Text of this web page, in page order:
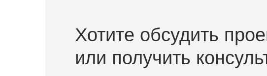
Хотите обсудить
или получить